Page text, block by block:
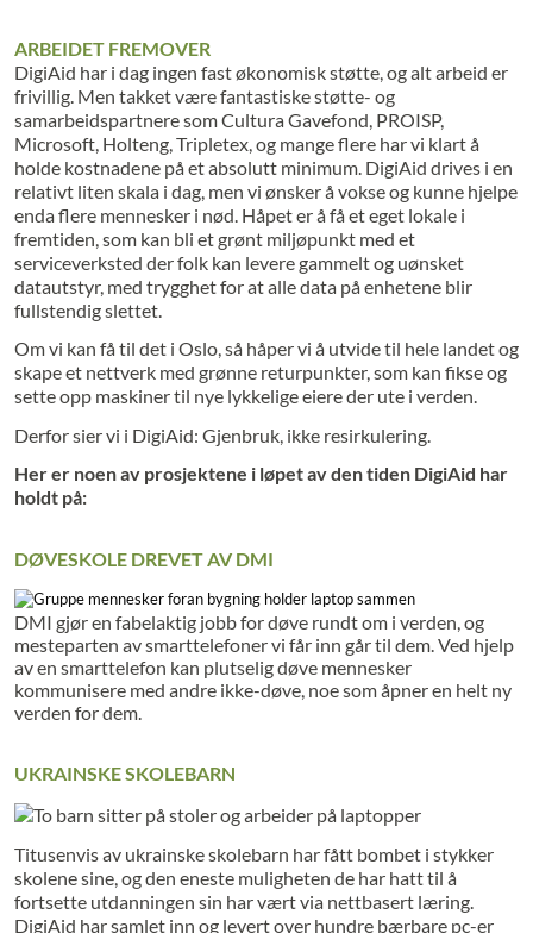
ARBEIDET FREMOVER
DigiAid har i dag ingen fast økonomisk støtte, og alt arbeid er
frivillig. Men takket være fantastiske støtte- og
samarbeidspartnere som Cultura Gavefond, PROISP,
Microsoft, Holteng, Tripletex, og mange flere har vi klart å
holde kostnadene på et absolutt minimum. DigiAid drives i en
relativt liten skala i dag, men vi ønsker å vokse og kunne hjelpe
enda flere mennesker i nød. Håpet er å få et eget lokale i
fremtiden, som kan bli et grønt miljøpunkt med et
serviceverksted der folk kan levere gammelt og uønsket
datautstyr, med trygghet for at alle data på enhetene blir
fullstendig slettet.
Om vi kan få til det i Oslo, så håper vi å utvide til hele landet og
skape et nettverk med grønne returpunkter, som kan fikse og
sette opp maskiner til nye lykkelige eiere der ute i verden.
Derfor sier vi i DigiAid: Gjenbruk, ikke resirkulering.
Her er noen av prosjektene i løpet av den tiden DigiAid har
holdt på:
DØVESKOLE DREVET AV DMI
DMI gjør en fabelaktig jobb for døve rundt om i verden, og
mesteparten av smarttelefoner vi får inn går til dem. Ved hjelp
av en smarttelefon kan plutselig døve mennesker
kommunisere med andre ikke-døve, noe som åpner en helt ny
verden for dem.
UKRAINSKE SKOLEBARN
Titusenvis av ukrainske skolebarn har fått bombet i stykker
skolene sine, og den eneste muligheten de har hatt til å
fortsette utdanningen sin har vært via nettbasert læring.
DigiAid har samlet inn og levert over hundre bærbare pc-er